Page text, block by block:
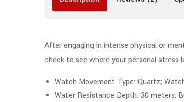
After engaging in intense physical or
check to see where your personal
Watch Movement Type: Quartz;
Water Resistance Depth: 30 meters;